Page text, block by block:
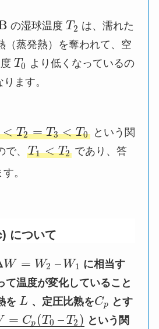
の湿球温度 T2 は、濡れた
（蒸発熱）を奪われて、空
T0 より低くなっているの
ります。
< T2 = T3 < T0 という関
で、T1 < T2 であり、答
。
について
W = W2 – W1 に相当す
て温度が変化していること
を L 、定圧比熟をCp
とす
= Cp (T0 –T2 ) という関